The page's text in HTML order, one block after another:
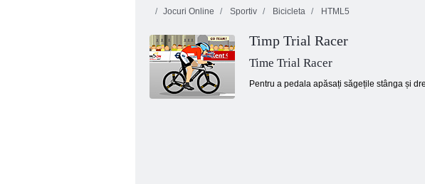
Jocuri Online Sportiv Bicicleta HTML5
Timp Trial Racer
Time Trial Racer
Pentru a pedala apăsați săgețile stânga și